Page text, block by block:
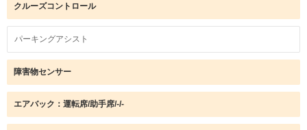
クルーズコントロール
パーキングアシスト
障害物センサー
エアバック：運転席/助手席/-/-